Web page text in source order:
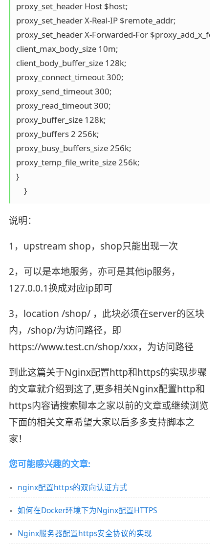
proxy_set_header Host $host;
proxy_set_header X-Real-IP $remote_addr;
proxy_set_header X-Forwarded-For
client_max_body_size 10m;
client_body_buffer_size 128k;
proxy_connect_timeout 300;
proxy_send_timeout 300;
proxy_read_timeout 300;
proxy_buffer_size 128k;
proxy_buffers 2 256k;
proxy_busy_buffers_size 256k;
proxy_temp_file_write_size 256k;
}
    }
说明：
1，upstream shop，shop只能出现一次
2，可以是本地服务，亦可是其他ip服务，
127.0.0.1换成对应ip即可
3，location /shop/ ，此块必须在server的区块
内，/shop/为访问路径，即
https://www.test.cn/shop/xxx，为访问路径
到此这篇关于Nginx配置http和https的实现步骤
的文章就介绍到这了,更多相关Nginx配置http和
https内容请搜索脚本之家以前的文章或继续浏览
下面的相关文章希望大家以后多多支持脚本之
家！
您可能感兴趣的文章:
nginx配置https的双向认证方式
如何在Docker环境下为Nginx配置HTTPS
Nginx服务器配置https安全协议的实现